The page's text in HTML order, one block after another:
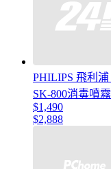
PHILIPS 飛利
SK-800消毒噴
$1,490
$2,888